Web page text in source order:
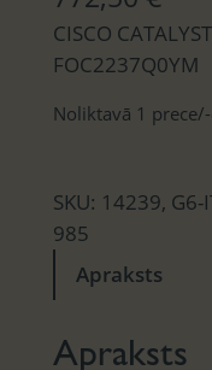
CISCO
FOC2237Q0YM
Noliktavā 1
SKU: 14239, G6-
985
Apraksts
Apraksts